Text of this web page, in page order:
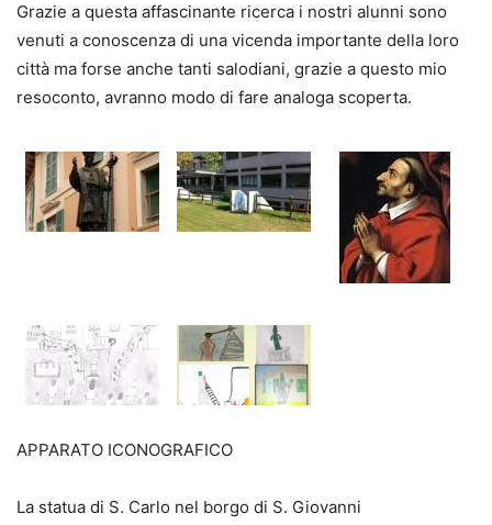
Grazie a questa affascinante ricerca i nostri alunni sono
venuti a conoscenza di una vicenda importante della loro
città ma forse anche tanti salodiani, grazie a questo mio
resoconto, avranno modo di fare analoga scoperta.
APPARATO ICONOGRAFICO
La statua di S. Carlo nel borgo di S. Giovanni